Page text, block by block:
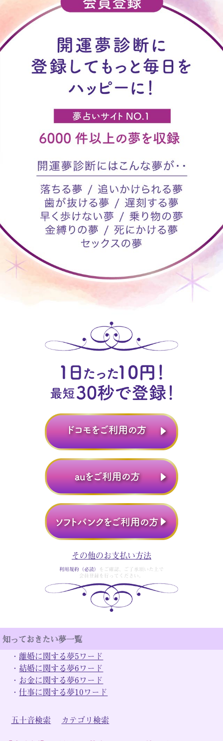
その他のお支払い方法
利用規約（必読）
をご確認、ご了承頂いた上で
会員登録を行ってください。
知っておきたい夢一覧
・ 離婚に関する夢5ワード
・ 結婚に関する夢6ワード
・ お金に関する夢6ワード
・仕事に関する夢10ワード
五十音検索 カテゴリ検索